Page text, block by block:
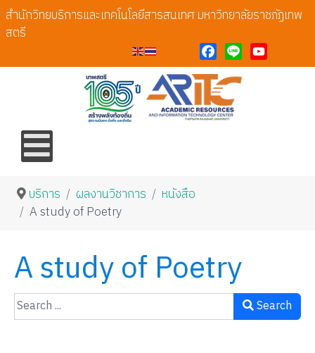
สำนักวิทยบริการและเทคโนโลยีสารสนเทศ มหาวิทยาลัยราชภัฏเทพ
สตรี
Facebook
Line YouTube
บริการ ผลงานวิชาการ
หนังสือ
A study of Poetry
A study of Poetry
Search